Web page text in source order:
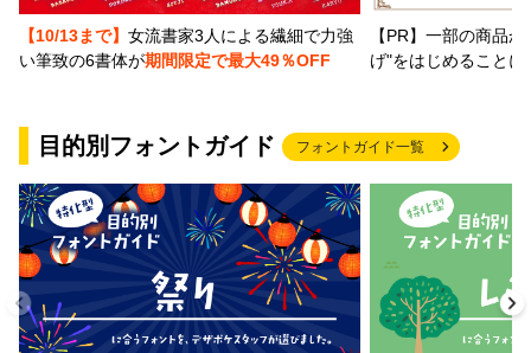
【10/13まで】 女流書家3人による繊細で力強
い筆致の6書体が期間限定で最大49％OFF
【PR】一部の商品
げ"をはじめること
目的別フォントガイド フォントガイド一覧